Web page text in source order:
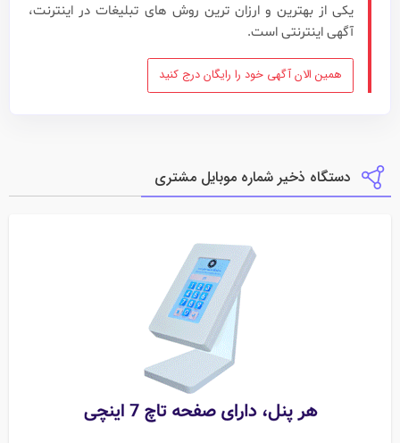
یکی از بهترین و ارزان ترین روش های تبلیغات در اینترنت،
آگهی اینترنتی است.
همین الان آگهی خود را رایگان درج کنید
دستگاه ذخیر شماره موبایل مشتری